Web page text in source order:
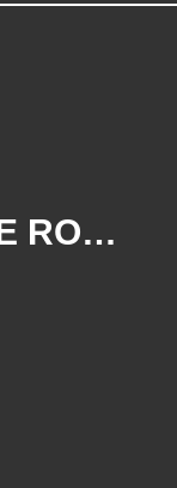
GREAT COAST ROAD, PUNAKAIKI : EMBRUNS ET VENT DU LARGE À PANCAKE ROCKS & WESTPORT ET LES PHOQUES (SEAL COLONY).